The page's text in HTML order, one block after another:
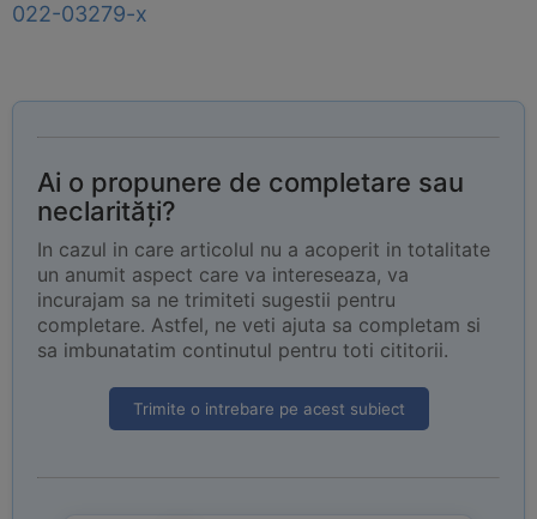
022-03279-x
Ai o propunere de completare sau
neclarități?
In cazul in care articolul nu a acoperit in totalitate
un anumit aspect care va intereseaza, va
incurajam sa ne trimiteti sugestii pentru
completare. Astfel, ne veti ajuta sa completam si
sa imbunatatim continutul pentru toti cititorii.
Trimite o intrebare pe acest subiect